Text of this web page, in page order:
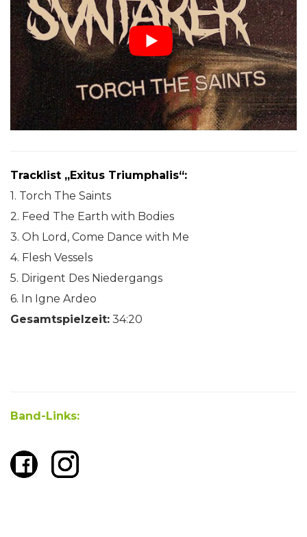
Tracklist „Exitus Triumphalis“:
1. Torch The Saints
2. Feed The Earth with Bodies
3. Oh Lord, Come Dance with Me
4. Flesh Vessels
5. Dirigent Des Niedergangs
6. In Igne Ardeo
Gesamtspielzeit: 34:20
Band-Links: